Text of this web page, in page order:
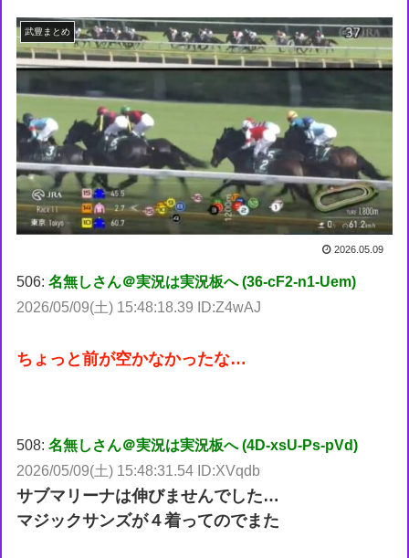
武豊まとめ
2026.05.09
506:名無しさん＠実況は実況板へ (36-cF2-n1-Uem)
2026/05/09(土) 15:48:18.39 ID:Z4wAJ
ちょっと前が空かなかったな…
508:名無しさん＠実況は実況板へ (4D-xsU-Ps-pVd)
2026/05/09(土) 15:48:31.54 ID:XVqdb
サブマリーナは伸びませんでした…
マジックサンズが４着ってのでまた